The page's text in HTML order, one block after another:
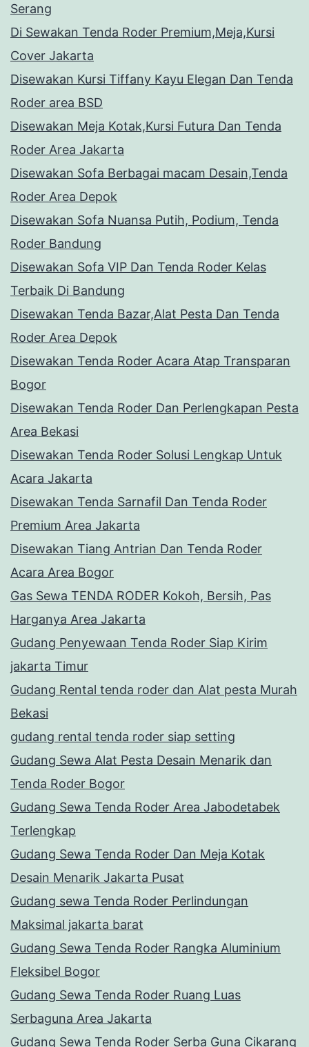
Serang
Di Sewakan Tenda Roder Premium,Meja,Kursi
Cover Jakarta
Disewakan Kursi Tiffany Kayu Elegan Dan Tenda
Roder area BSD
Disewakan Meja Kotak,Kursi Futura Dan Tenda
Roder Area Jakarta
Disewakan Sofa Berbagai macam Desain,Tenda
Roder Area Depok
Disewakan Sofa Nuansa Putih, Podium, Tenda
Roder Bandung
Disewakan Sofa VIP Dan Tenda Roder Kelas
Terbaik Di Bandung
Disewakan Tenda Bazar,Alat Pesta Dan Tenda
Roder Area Depok
Disewakan Tenda Roder Acara Atap Transparan
Bogor
Disewakan Tenda Roder Dan Perlengkapan Pesta
Area Bekasi
Disewakan Tenda Roder Solusi Lengkap Untuk
Acara Jakarta
Disewakan Tenda Sarnafil Dan Tenda Roder
Premium Area Jakarta
Disewakan Tiang Antrian Dan Tenda Roder
Acara Area Bogor
Gas Sewa TENDA RODER Kokoh, Bersih, Pas
Harganya Area Jakarta
Gudang Penyewaan Tenda Roder Siap Kirim
jakarta Timur
Gudang Rental tenda roder dan Alat pesta Murah
Bekasi
gudang rental tenda roder siap setting
Gudang Sewa Alat Pesta Desain Menarik dan
Tenda Roder Bogor
Gudang Sewa Tenda Roder Area Jabodetabek
Terlengkap
Gudang Sewa Tenda Roder Dan Meja Kotak
Desain Menarik Jakarta Pusat
Gudang sewa Tenda Roder Perlindungan
Maksimal jakarta barat
Gudang Sewa Tenda Roder Rangka Aluminium
Fleksibel Bogor
Gudang Sewa Tenda Roder Ruang Luas
Serbaguna Area Jakarta
Gudang Sewa Tenda Roder Serba Guna Cikarang